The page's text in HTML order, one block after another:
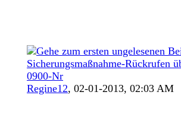
Sicherungsmaßnahme-Rückrufen
0900-Nr
Regine12, 02-01-2013, 02:03 AM